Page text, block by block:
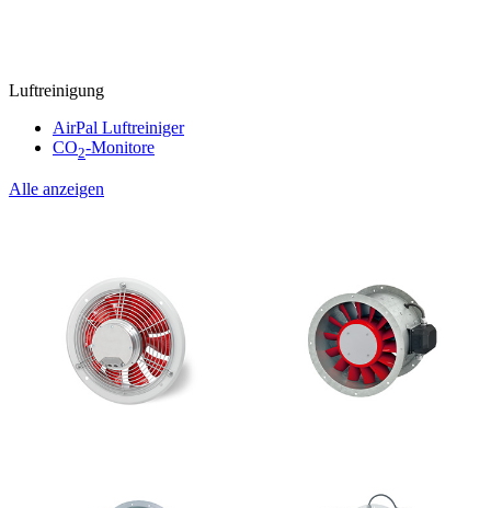
Luftreinigung
AirPal Luftreiniger
CO2-Monitore
Alle anzeigen